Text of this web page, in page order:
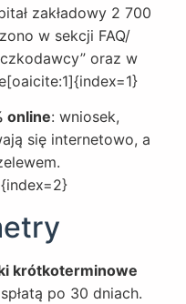
zakładowy 2 700
w sekcji FAQ/
oraz w
online: wniosek,
się internetowo, a
krótkoterminowe
po 30 dniach.